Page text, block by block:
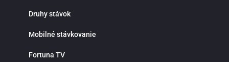
kurzov. Jednou z hlavných výhod online športového stávkovania je pohodlie a
nepretržitý prístup k stávkam. Nemusíš navštevovať kamenné pobočky ani
počítači. Fortuna funguje nonstop a ponúka rýchle vyhodnotenie tiketov,
Prečo stávkovať práve vo Fortune? Okrem bohatej ponuky športových udalostí
Druhy stávok
Mobilné stávkovanie
Fortuna TV